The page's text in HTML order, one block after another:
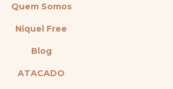
Quem Somos
Niquel Free
Blog
ATACADO